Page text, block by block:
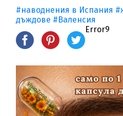
#наводнения в Испания
дъждове #Валенсия
Error9